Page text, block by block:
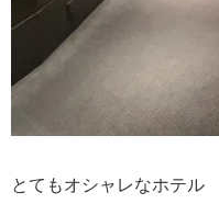
とてもオシャレなホテル